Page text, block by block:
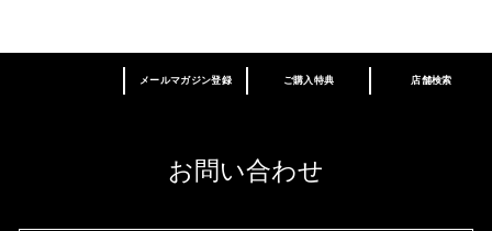
あなたはM･A･Cラバー ロイヤリティ プログ
登録後の初回購入時に10%OFF
メールマガジン登録 ご購入特典 店舗検索
お問い合わせ